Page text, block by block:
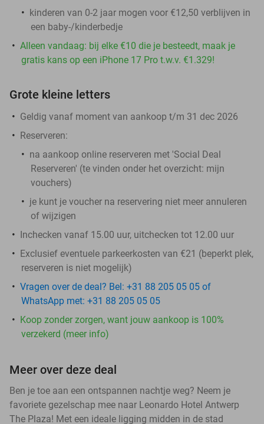
kinderen van 0-2 jaar mogen voor €12,50 verblijven in
een baby-/kinderbedje
Alleen vandaag: bij elke €10 die je besteedt, maak je
gratis kans op een iPhone 17 Pro t.w.v. €1.329!
Grote kleine letters
Geldig vanaf moment van aankoop t/m 31 dec 2026
Reserveren:
na aankoop online reserveren met 'Social Deal
Reserveren' (te vinden onder het overzicht: mijn
vouchers)
je kunt je voucher na reservering niet meer annuleren
of wijzigen
Inchecken vanaf 15.00 uur, uitchecken tot 12.00 uur
Exclusief eventuele parkeerkosten van €21 (beperkt plek,
reserveren is niet mogelijk)
Vragen over de deal? Bel: +31 88 205 05 05 of
WhatsApp met: +31 88 205 05 05
Koop zonder zorgen, want jouw aankoop is 100%
verzekerd (meer info)
Meer over deze deal
Ben je toe aan een ontspannen nachtje weg? Neem je
favoriete gezelschap mee naar Leonardo Hotel Antwerp
The Plaza! Met een ideale ligging midden in de stad